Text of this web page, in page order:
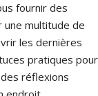
fournir des
une multitude de
les dernières
pratiques pour
réflexions